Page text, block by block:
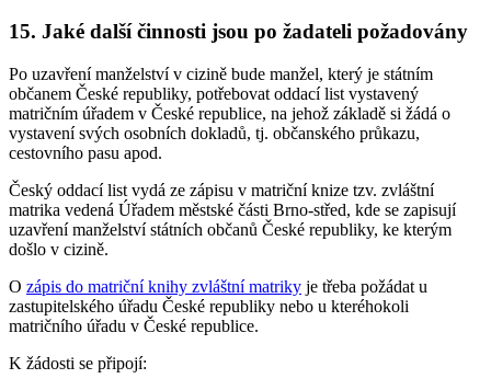
15. Jaké další činnosti jsou po žadateli požadovány
Po uzavření manželství v cizině bude manžel, který je státním
občanem České republiky, potřebovat oddací list vystavený
matričním úřadem v České republice, na jehož základě si žádá o
vystavení svých osobních dokladů, tj. občanského průkazu,
cestovního pasu apod.
Český oddací list vydá ze zápisu v matriční knize tzv. zvláštní
matrika vedená Úřadem městské části Brno-střed, kde se zapisují
uzavření manželství státních občanů České republiky, ke kterým
došlo v cizině.
O zápis do matriční knihy zvláštní matriky je třeba požádat u
zastupitelského úřadu České republiky nebo u kteréhokoli
matričního úřadu v České republice.
K žádosti se připojí: